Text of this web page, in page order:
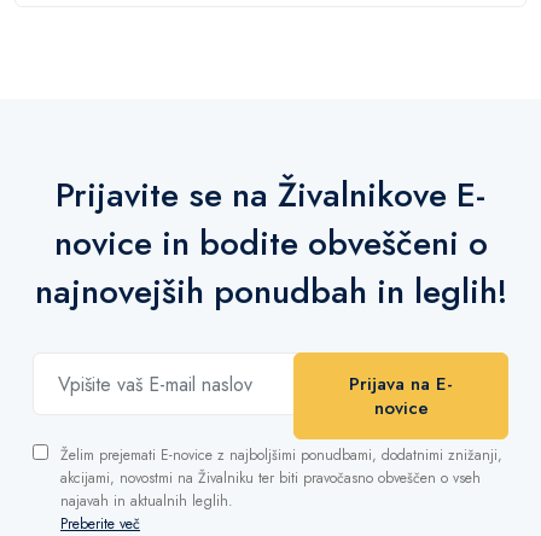
Prijavite se na Živalnikove E-
novice in bodite obveščeni o
najnovejših ponudbah in leglih!
Prijava na E-
novice
Želim prejemati E-novice z najboljšimi ponudbami, dodatnimi znižanji,
akcijami, novostmi na Živalniku ter biti pravočasno obveščen o vseh
najavah in aktualnih leglih.
Preberite več